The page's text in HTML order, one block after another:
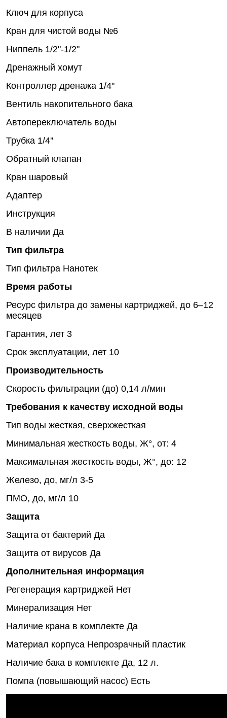
Ключ для корпуса
Кран для чистой воды №6
Ниппель 1/2"-1/2"
Дренажный хомут
Контроллер дренажа 1/4"
Вентиль накопительного бака
Автопереключатель воды
Трубка 1/4''
Обратный клапан
Кран шаровый
Адаптер
Инструкция
В наличии Да
Тип фильтра
Тип фильтра Нанотек
Время работы
Ресурс фильтра до замены картриджей, до 6–12
месяцев
Гарантия, лет 3
Срок эксплуатации, лет 10
Производительность
Скорость фильтрации (до) 0,14 л/мин
Требования к качеству исходной воды
Тип воды жесткая, сверхжесткая
Минимальная жесткость воды, Ж°, от: 4
Максимальная жесткость воды, Ж°, до: 12
Железо, до, мг/л 3-5
ПМО, до, мг/л 10
Защита
Защита от бактерий Да
Защита от вирусов Да
Дополнительная информация
Регенерация картриджей Нет
Минерализация Нет
Наличие крана в комплекте Да
Материал корпуса Непрозрачный пластик
Наличие бака в комплекте Да, 12 л.
Помпа (повышающий насос) Есть